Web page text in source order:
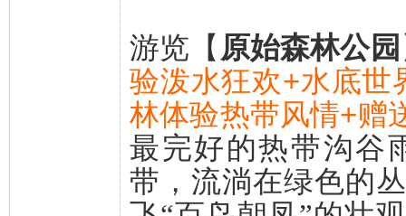
游览【 原始森林公园
验泼水狂欢+水底世
林体验热带风情+赠
最完好的热带沟谷
带，流淌在绿色的